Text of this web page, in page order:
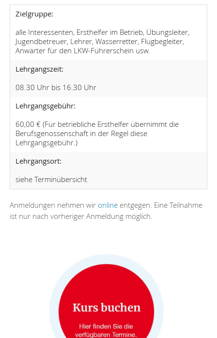
Zielgruppe:
alle Interessenten, Ersthelfer im Betrieb, Übungsleiter,
Jugendbetreuer, Lehrer, Wasserretter, Flugbegleiter,
Anwärter für den LKW-Führerschein usw.
Lehrgangszeit:
08.30 Uhr bis 16.30 Uhr
Lehrgangsgebühr:
60,00 € (Für betriebliche Ersthelfer übernimmt die
Berufsgenossenschaft in der Regel diese
Lehrgangsgebühr.)
Lehrgangsort:
siehe Terminübersicht
Anmeldungen nehmen wir online entgegen. Eine Teilnahme
ist nur nach vorheriger Anmeldung möglich.